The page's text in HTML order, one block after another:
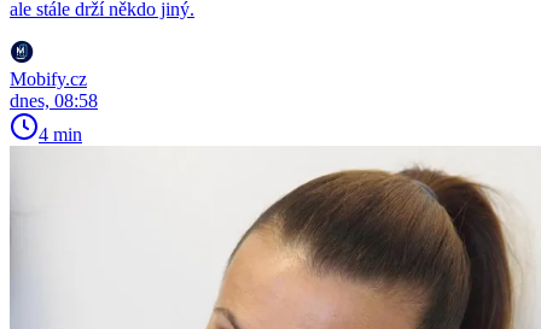
ale stále drží někdo jiný.
Mobify.cz
dnes, 08:58
4 min